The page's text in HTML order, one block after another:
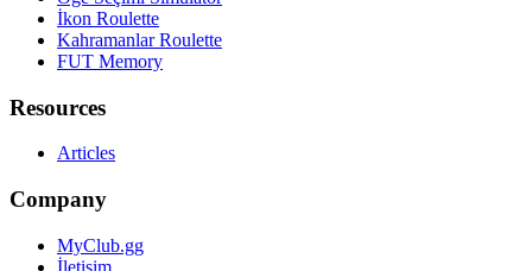
İkon Roulette
Kahramanlar Roulette
FUT Memory
Resources
Articles
Company
MyClub.gg
İletişim